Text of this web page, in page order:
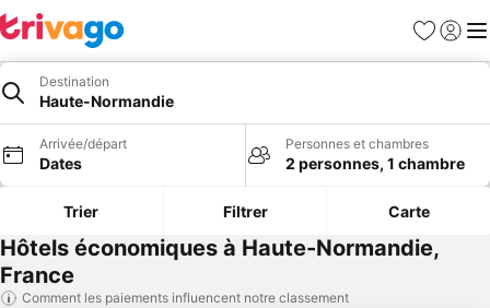
Favoris
Se
Destination
Haute-Normandie
Arrivée/départ
Dates
Personnes et chambres
2 personnes, 1 chambre
Trier Filtrer Carte
Hôtels économiques à Haute-Normandie,
France
Comment les paiements influencent notre classement